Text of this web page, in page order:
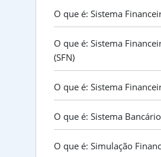
O que é: Sistema
O que é: Sistema
(SFN)
O que é: Sistema
O que é: Sistema Bancário
O que é: Simulação